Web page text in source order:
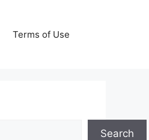
Terms of Use
Search